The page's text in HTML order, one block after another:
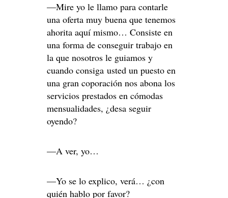
—Mire yo le llamo para contarle
una oferta muy buena que tenemos
ahorita aquí mismo… Consiste en
una forma de conseguir trabajo en
la que nosotros le guiamos y
cuando consiga usted un puesto en
una gran coporación nos abona los
servicios prestados en cómodas
mensualidades, ¿desa seguir
oyendo?
—A ver, yo…
—Yo se lo explico, verá… ¿con
quién hablo por favor?